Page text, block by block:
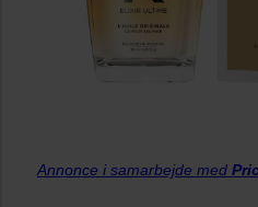
Annonce i samarbejde med